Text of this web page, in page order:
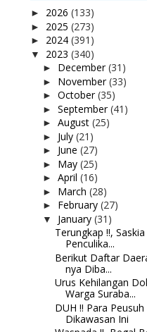
► 2026 (133)
► 2025 (273)
► 2024 (391)
▼ 2023 (340)
► December(31)
► November(33)
► October(35)
► September(41)
► August (25)
► July (21)
► June (27)
► May (25)
► April (16)
► March (28)
► February (27)
▼ January (31)
Terungkap !!,
Penculika...
Berikut Daftar
nya Diba...
Urus Kehilangan
Warga Suraba...
DUH !! Para
Dikawasan Ini